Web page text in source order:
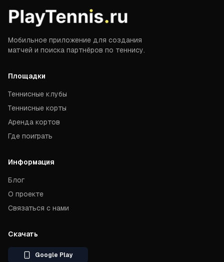
Мобильное приложение для создания
матчей и поиска партнёров по теннису.
Площадки
Теннисные клубы
Теннисные корты
Аренда кортов
Где поиграть
Информация
Блог
О проекте
Связаться с нами
Скачать
Google Play